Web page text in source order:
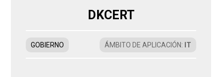
DKCERT
GOBIERNO ÁMBITO DE APLICACIÓN: IT